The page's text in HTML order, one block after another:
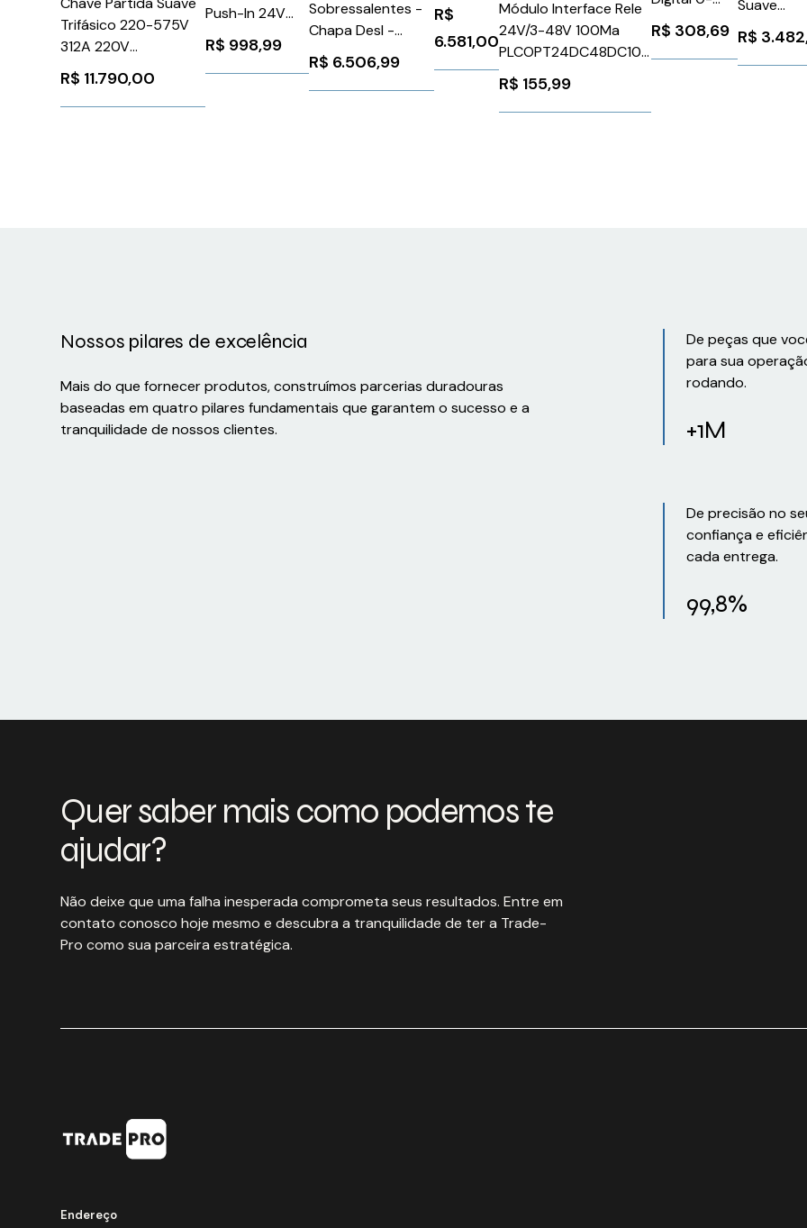
Trifásico 220-575V
312A 220V
BRSSW080312T5SH2Z
WEG Weg 11296764
R$ 11.790,00
Push-In 24V
RSM824V+1COZ
Weidmuller
Conexel
R$ 998,99
Sobressalentes -
Chapa Desl -
Schneider
VRKP4YYYYY00012
R$ 6.506,99
MV72
MV72-
HW
R$
6.581,00
Módulo Interface Rele
24V/3-48V 100Ma
PLCOPT24DC48DC100
Phoenix Contact
2900352
R$ 155,99
55G 1 Rele
Bivolt
48X48MM
R$ 308,69
Suave
Trifásico
690V 32A
24Vcc
R$
Nossos pilares de excelência
Mais do que fornecer produtos, construímos parcerias duradouras
baseadas em quatro pilares fundamentais que garantem o sucesso e a
tranquilidade de nossos clientes.
De peças que
para sua
rodando.
+1M
De precisão no
confiança e
cada entrega.
99,8%
Quer saber mais como podemos te
ajudar?
Não deixe que uma falha inesperada comprometa seus resultados. Entre em
contato conosco hoje mesmo e descubra a tranquilidade de ter a Trade-
Pro como sua parceira estratégica.
Endereço